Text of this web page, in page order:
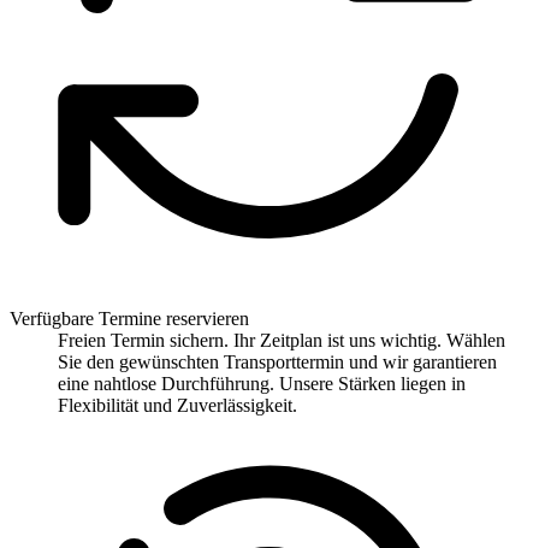
Verfügbare Termine reservieren
Freien Termin sichern. Ihr Zeitplan ist uns wichtig. Wählen
Sie den gewünschten Transporttermin und wir garantieren
eine nahtlose Durchführung. Unsere Stärken liegen in
Flexibilität und Zuverlässigkeit.